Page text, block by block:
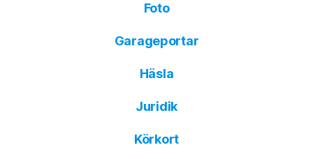
Foto
Garageportar
Häsla
Juridik
Körkort